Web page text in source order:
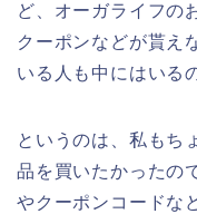
ど、オーガライフの
クーポンなどが貰え
いる人も中にはいる
というのは、私もち
品を買いたかったの
やクーポンコードな